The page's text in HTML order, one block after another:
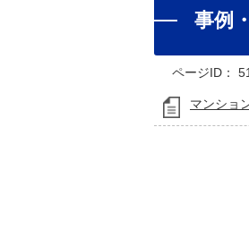
事例
ページID：
マンショ